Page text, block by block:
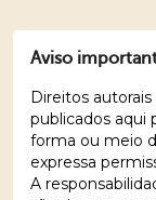
Aviso
Direitos
publicados aqui
forma ou meio
expressa
A